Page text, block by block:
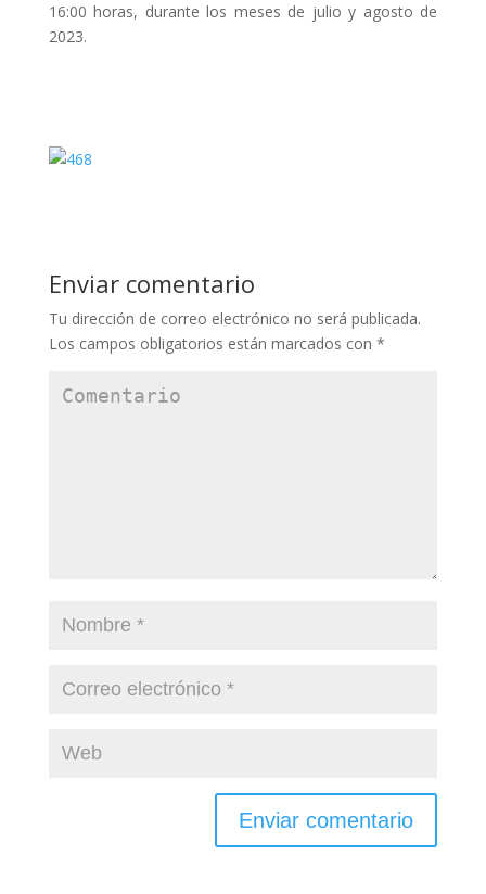
16:00 horas, durante los meses de julio y agosto de
2023.
Enviar comentario
Tu dirección de correo electrónico no será publicada.
Los campos obligatorios están marcados con *